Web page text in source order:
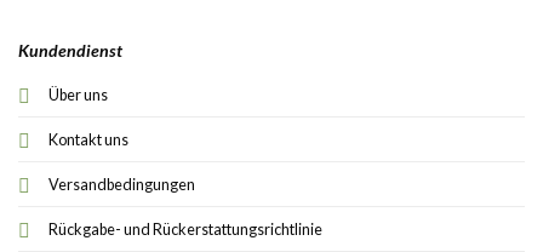
Kundendienst
Über uns
Kontakt uns
Versandbedingungen
Rückgabe- und Rückerstattungsrichtlinie